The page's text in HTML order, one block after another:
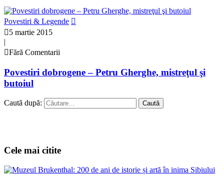
Povestiri & Legende
5 martie 2015
|
Fără Comentarii
Povestiri dobrogene – Petru Gherghe, mistreţul şi
butoiul
Caută după:
Cele mai citite